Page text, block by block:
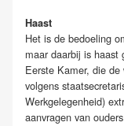
Haast
Het is de bedoeling
maar daarbij is haast
Eerste Kamer, die
volgens
Werkgelegenheid)
aanvragen van